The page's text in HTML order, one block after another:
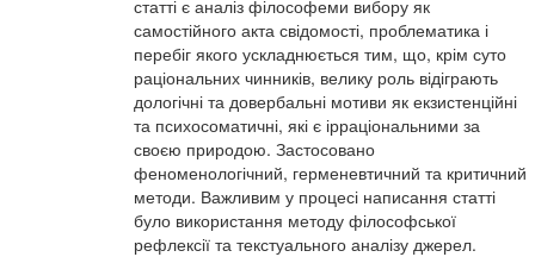
статті є аналіз філософеми вибору як
самостійного акта свідомості, проблематика і
перебіг якого ускладнюється тим, що, крім суто
раціональних чинників, велику роль відіграють
дологічні та довербальні мотиви як екзистенційні
та психосоматичні, які є ірраціональними за
своєю природою. Застосовано
феноменологічний, герменевтичний та критичний
методи. Важливим у процесі написання статті
було використання методу філософської
рефлексії та текстуального аналізу джерел.